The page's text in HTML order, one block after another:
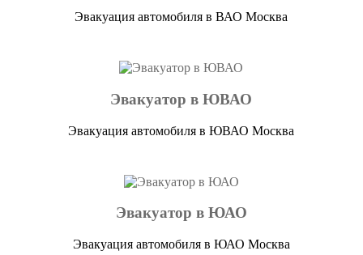
Эвакуация автомобиля в ВАО Москва
Эвакуатор в ЮВАО
Эвакуация автомобиля в ЮВАО Москва
Эвакуатор в ЮАО
Эвакуация автомобиля в ЮАО Москва